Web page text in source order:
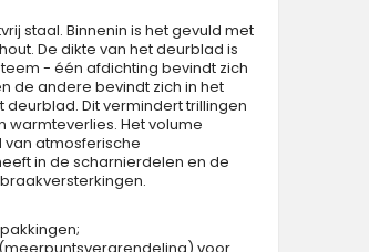
configuratie - Fargo-deur met
staal. Binnenin is het gevuld met
De dikte van het deurblad is
- één afdichting bevindt zich
de andere bevindt zich in het
Dit vermindert trillingen
warmteverlies. Het volume
atmosferische
in de scharnierdelen en de